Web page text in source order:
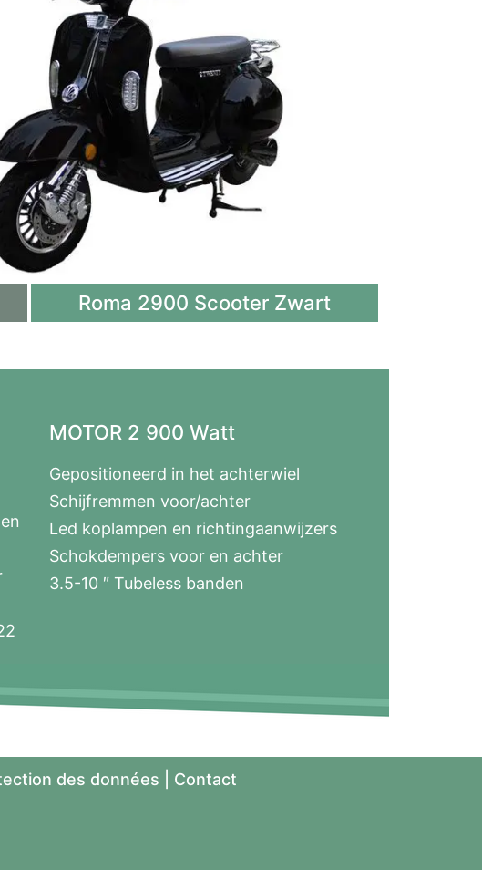
Roma 2900 Scooter Zwart​
MOTOR 2 900 Watt
Gepositioneerd in het achterwiel
Schijfremmen voor/achter
Led koplampen en richtingaanwijzers
Schokdempers voor en achter
3.5-10 ″ Tubeless banden
des données Contact